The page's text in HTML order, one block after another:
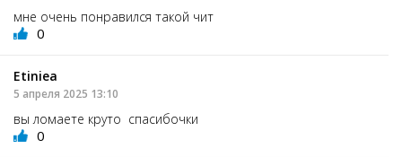
мне очень понравился такой чит
0
Etiniea
5 апреля 2025 13:10
вы ломаете круто спасибочки
0